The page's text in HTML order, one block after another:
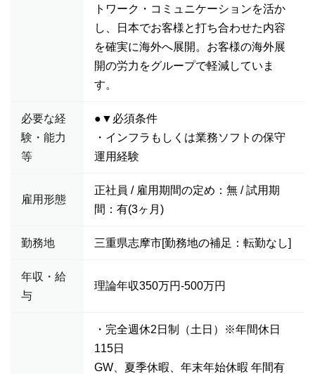
トワーク・コミュニケーションを活か
し、日本でお客様と打ち合わせた内容
を確実に海外へ展開。お客様の海外展
開の労力をグループで軽減していま
す。
必要な経
験・能力
等
●▼必須条件
・インフラもしくは業務ソフトの保守
運用経験
雇用形態
正社員 / 雇用期間の定め：無 / 試用期
間：有(3ヶ月)
勤務地 三重県志摩市[勤務地の補足：転勤なし]
年収・給
与
理論年収350万円-500万円
・完全週休2日制（土日）※年間休日
115日
GW、夏季休暇、年末年始休暇 年間有